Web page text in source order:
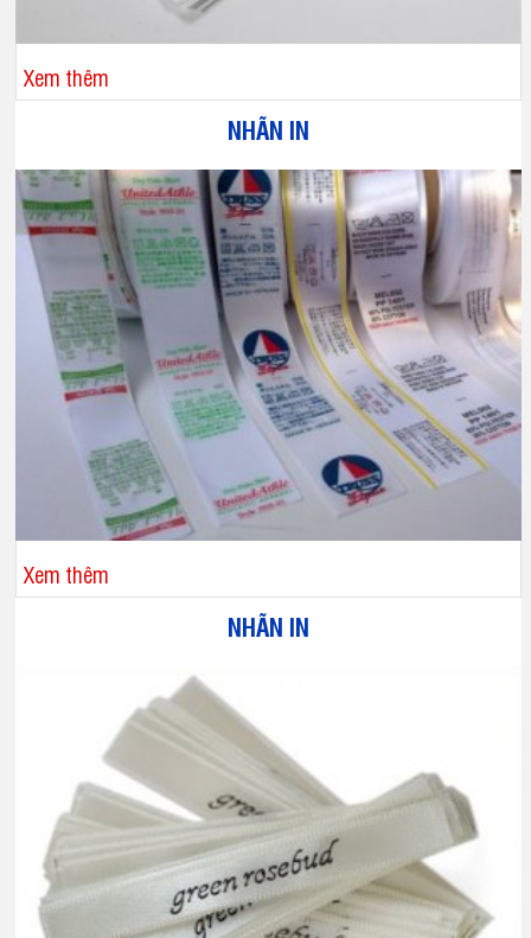
Xem thêm
NHÃN IN
Xem thêm
NHÃN IN